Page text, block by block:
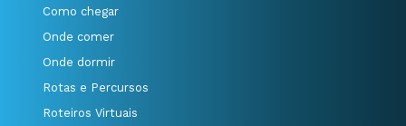
Como chegar
Onde comer
Onde dormir
Rotas e Percursos
Roteiros Virtuais